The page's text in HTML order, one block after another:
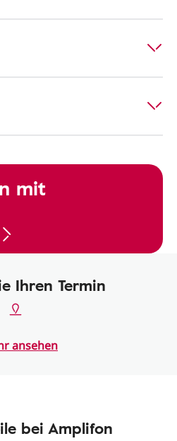
mit
Ihren Termin
ansehen
bei Amplifon